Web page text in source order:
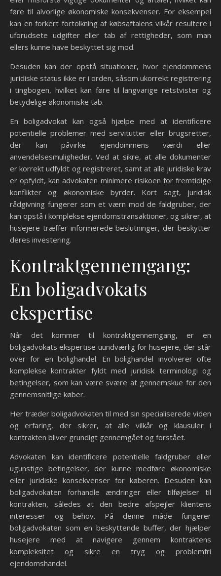
føre til alvorlige økonomiske konsekvenser. For eksempel
kan en forkert fortolkning af købsaftalens vilkår resultere i
uforudsete udgifter eller tab af rettigheder, som man
ellers kunne have beskyttet sig mod.
Desuden kan der opstå situationer, hvor ejendommens
juridiske status ikke er i orden, såsom ukorrekt registrering
i tingbogen, hvilket kan føre til langvarige retstvister og
betydelige økonomiske tab.
En boligadvokat kan også hjælpe med at identificere
potentielle problemer med servitutter eller brugsretter,
der kan påvirke ejendommens værdi eller
anvendelsesmuligheder. Ved at sikre, at alle dokumenter
er korrekt udfyldt og registreret, samt at alle juridiske krav
er opfyldt, kan advokaten minimere risikoen for fremtidige
konflikter og økonomiske byrder. Kort sagt, juridisk
rådgivning fungerer som et værn mod de faldgruber, der
kan opstå i komplekse ejendomstransaktioner, og sikrer, at
husejere træffer informerede beslutninger, der beskytter
deres investering.
Kontraktgennemgang:
En boligadvokats
ekspertise
Når det kommer til kontraktgennemgang, er en
boligadvokats ekspertise uundværlig for husejere, der står
over for en bolighandel. En bolighandel involverer ofte
komplekse kontrakter fyldt med juridisk terminologi og
betingelser, som kan være svære at gennemskue for den
gennemsnitlige køber.
Her træder boligadvokaten til med sin specialiserede viden
og erfaring, der sikrer, at alle vilkår og klausuler i
kontrakten bliver grundigt gennemgået og forstået.
Advokaten kan identificere potentielle faldgruber eller
ugunstige betingelser, der kunne medføre økonomiske
eller juridiske konsekvenser for køberen. Desuden kan
boligadvokaten forhandle ændringer eller tilføjelser til
kontrakten, således at den bedre afspejler klientens
interesser og behov. På denne måde fungerer
boligadvokaten som en beskyttende buffer, der hjælper
husejere med at navigere gennem kontraktens
kompleksitet og sikre en tryg og problemfri
ejendomshandel.